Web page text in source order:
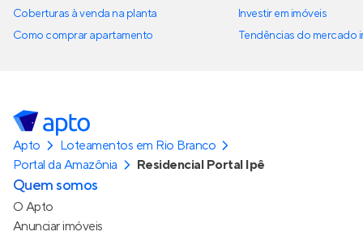
Coberturas à venda na planta
Como comprar apartamento
Investir em imóveis
Tendências do mercado
Apto
Loteamentos em Rio Branco
Portal da Amazônia
Residencial Portal Ipê
Quem somos
O Apto
Anunciar imóveis